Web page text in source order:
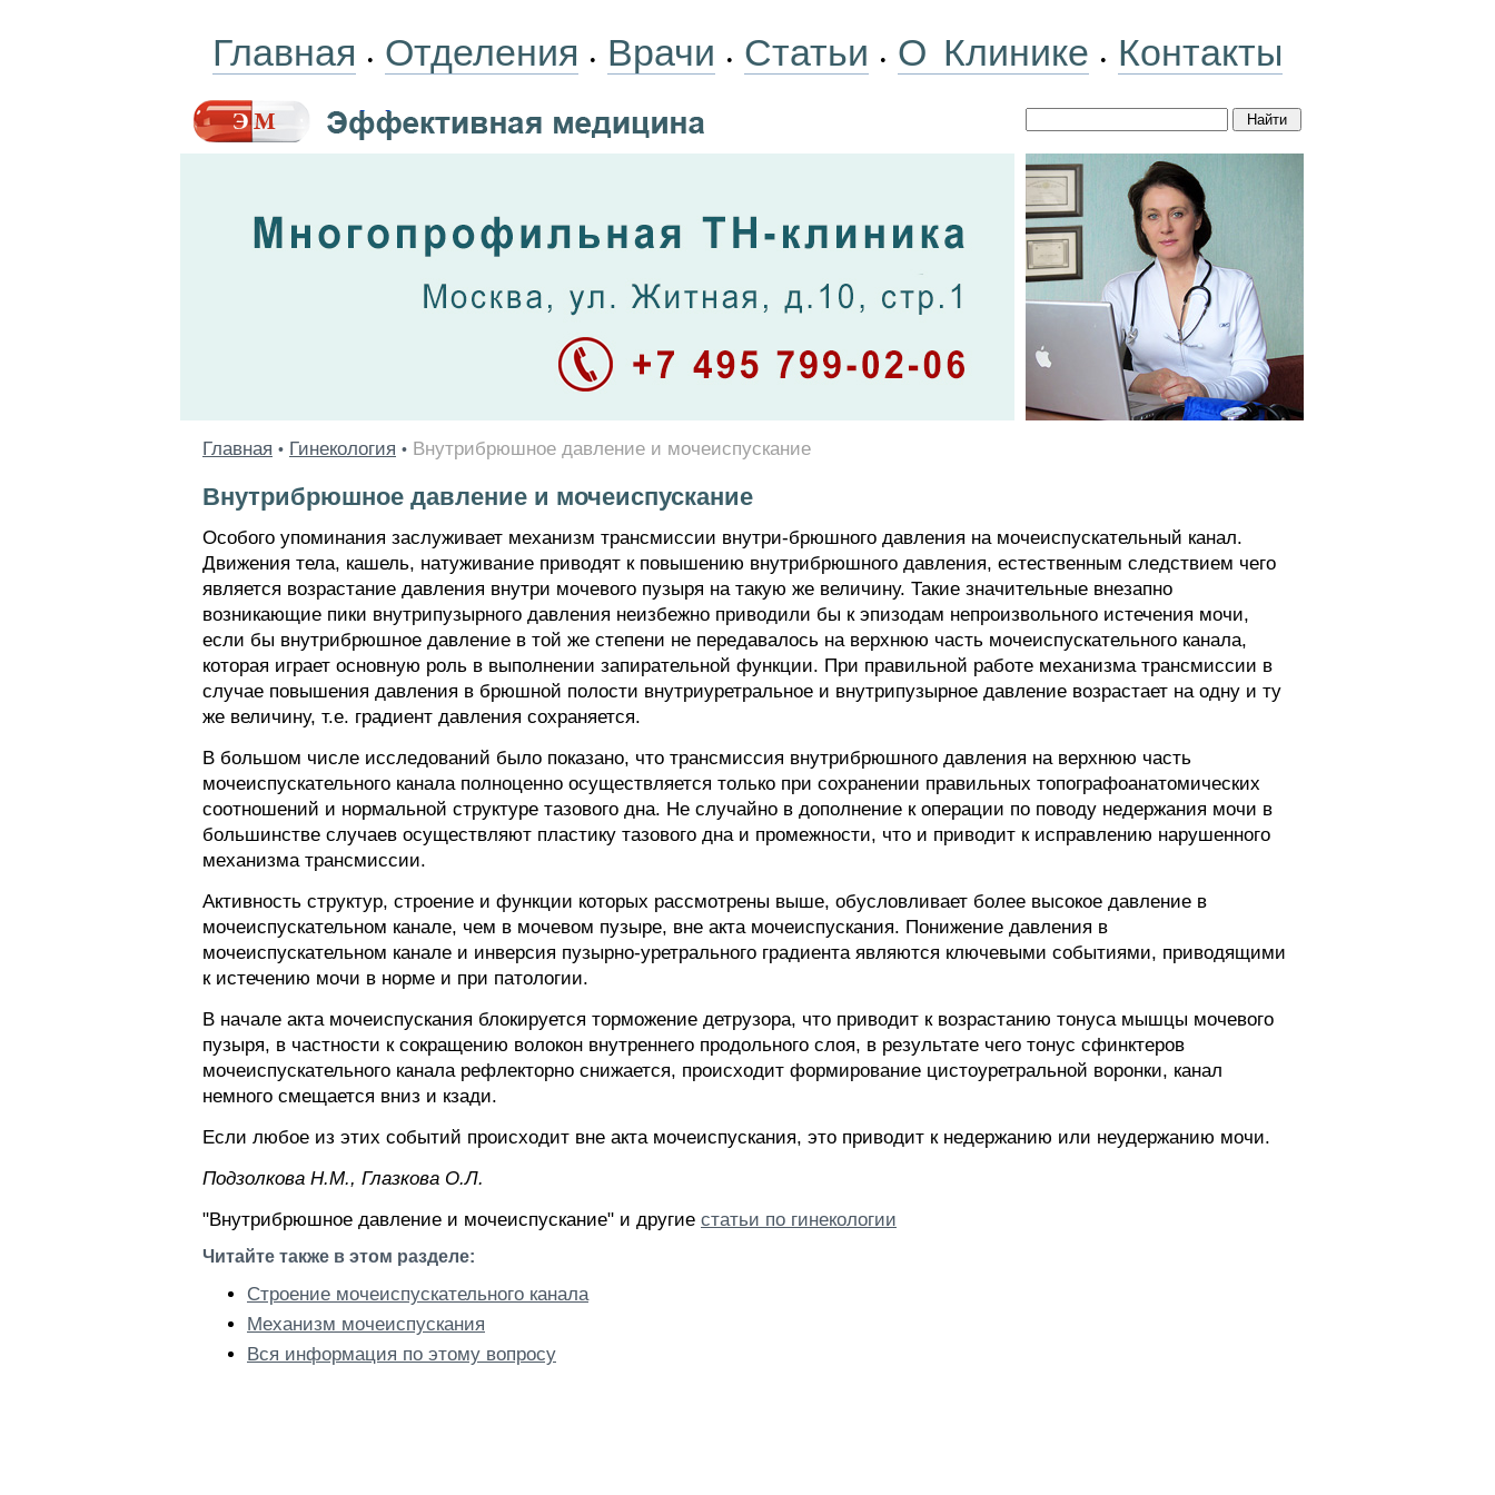
Главная • Отделения • Врачи • Статьи • О Клинике • Контакты
Главная • Гинекология • Внутрибрюшное давление и мочеиспускание
Внутрибрюшное давление и мочеиспускание
Особого упоминания заслуживает механизм трансмиссии внутри-брюшного давления на мочеиспускательный канал.
Движения тела, кашель, натуживание приводят к повышению внутрибрюшного давления, естественным следствием чего
является возрастание давления внутри мочевого пузыря на такую же величину. Такие значительные внезапно
возникающие пики внутрипузырного давления неизбежно приводили бы к эпизодам непроизвольного истечения мочи,
если бы внутрибрюшное давление в той же степени не передавалось на верхнюю часть мочеиспускательного канала,
которая играет основную роль в выполнении запирательной функции. При правильной работе механизма трансмиссии в
случае повышения давления в брюшной полости внутриуретральное и внутрипузырное давление возрастает на одну и ту
же величину, т.е. градиент давления сохраняется.
В большом числе исследований было показано, что трансмиссия внутрибрюшного давления на верхнюю часть
мочеиспускательного канала полноценно осуществляется только при сохранении правильных топографоанатомических
соотношений и нормальной структуре тазового дна. Не случайно в дополнение к операции по поводу недержания мочи в
большинстве случаев осуществляют пластику тазового дна и промежности, что и приводит к исправлению нарушенного
механизма трансмиссии.
Активность структур, строение и функции которых рассмотрены выше, обусловливает более высокое давление в
мочеиспускательном канале, чем в мочевом пузыре, вне акта мочеиспускания. Понижение давления в
мочеиспускательном канале и инверсия пузырно-уретрального градиента являются ключевыми событиями, приводящими
к истечению мочи в норме и при патологии.
В начале акта мочеиспускания блокируется торможение детрузора, что приводит к возрастанию тонуса мышцы мочевого
пузыря, в частности к сокращению волокон внутреннего продольного слоя, в результате чего тонус сфинктеров
мочеиспускательного канала рефлекторно снижается, происходит формирование цистоуретральной воронки, канал
немного смещается вниз и кзади.
Если любое из этих событий происходит вне акта мочеиспускания, это приводит к недержанию или неудержанию мочи.
Пoдзoлкoвa H.M., Глaзкoвa O.Л.
"Внутрибрюшное давление и мочеиспускание" и другие статьи по гинекологии
Читайте также в этом разделе:
Строение мочеиспускательного канала
Механизм мочеиспускания
Вся информация по этому вопросу